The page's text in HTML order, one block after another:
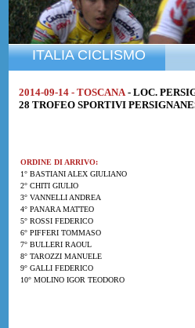
ITALIA CICLISMO
2014-09-14 - TOSCANA - LOC.
28 TROFEO SPORTIVI
ORDINE DI ARRIVO:
1° BASTIANI ALEX GIULIANO
2° CHITI GIULIO
3° VANNELLI ANDREA
4° PANARA MATTEO
5° ROSSI FEDERICO
6° PIFFERI TOMMASO
7° BULLERI RAOUL
8° TAROZZI MANUELE
9° GALLI FEDERICO
10° MOLINO IGOR TEODORO